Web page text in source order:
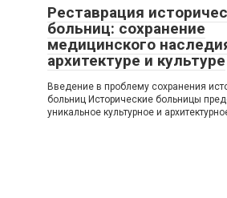
Реставрация
больниц: сохранение
медицинского
архитектуре и культуре
Введение в проблему сохранения
больниц Исторические больницы
уникальное культурное и